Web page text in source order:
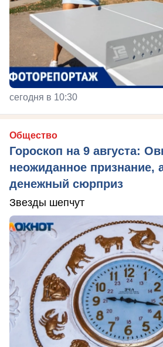
сегодня в 10:30
Общество
Гороскоп на 9 августа:
неожиданное признание,
денежный сюрприз
Звезды шепчут